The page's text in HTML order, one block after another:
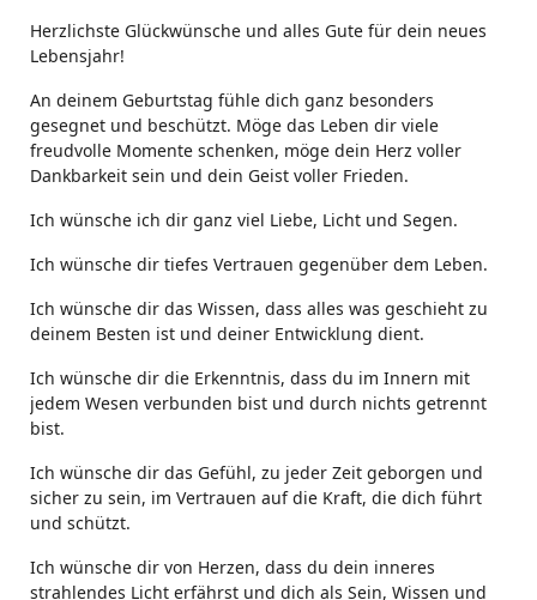
Herzlichste Glückwünsche und alles Gute für dein neues
Lebensjahr!
An deinem Geburtstag fühle dich ganz besonders
gesegnet und beschützt. Möge das Leben dir viele
freudvolle Momente schenken, möge dein Herz voller
Dankbarkeit sein und dein Geist voller Frieden.
Ich wünsche ich dir ganz viel Liebe, Licht und Segen.
Ich wünsche dir tiefes Vertrauen gegenüber dem Leben.
Ich wünsche dir das Wissen, dass alles was geschieht zu
deinem Besten ist und deiner Entwicklung dient.
Ich wünsche dir die Erkenntnis, dass du im Innern mit
jedem Wesen verbunden bist und durch nichts getrennt
bist.
Ich wünsche dir das Gefühl, zu jeder Zeit geborgen und
sicher zu sein, im Vertrauen auf die Kraft, die dich führt
und schützt.
Ich wünsche dir von Herzen, dass du dein inneres
strahlendes Licht erfährst und dich als Sein, Wissen und